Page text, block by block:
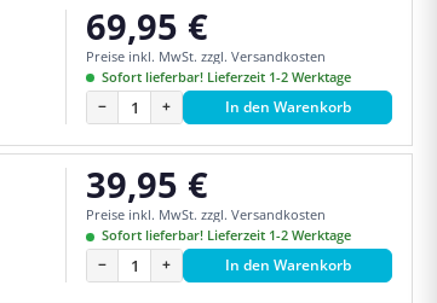
Regulärer Preis:
69,95 €
Preise inkl. MwSt. zzgl. Versandkosten
Sofort lieferbar! Lieferzeit 1-2 Werktage
− + In den Warenkorb
Regulärer Preis:
39,95 €
Preise inkl. MwSt. zzgl. Versandkosten
Sofort lieferbar! Lieferzeit 1-2 Werktage
− + In den Warenkorb